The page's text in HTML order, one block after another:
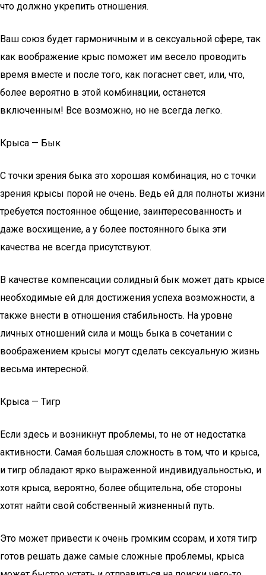
что должно укрепить отношения.
Ваш союз будет гармоничным и в сексуальной сфере, так
как воображение крыс поможет им весело проводить
время вместе и после того, как погаснет свет, или, что,
более вероятно в этой комбинации, останется
включенным! Все возможно, но не всегда легко.
Крыса — Бык
С точки зрения быка это хорошая комбинация, но с точки
зрения крысы порой не очень. Ведь ей для полноты жизни
требуется постоянное общение, заинтересованность и
даже восхищение, а у более постоянного быка эти
качества не всегда присутствуют.
В качестве компенсации солидный бык может дать крысе
необходимые ей для достижения успеха возможности, а
также внести в отношения стабильность. На уровне
личных отношений сила и мощь быка в сочетании с
воображением крысы могут сделать сексуальную жизнь
весьма интересной.
Крыса — Тигр
Если здесь и возникнут проблемы, то не от недостатка
активности. Самая большая сложность в том, что и крыса,
и тигр обладают ярко выраженной индивидуальностью, и
хотя крыса, вероятно, более общительна, обе стороны
хотят найти свой собственный жизненный путь.
Это может привести к очень громким ссорам, и хотя тигр
готов решать даже самые сложные проблемы, крыса